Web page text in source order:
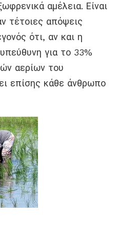
αμέλεια. Είναι
τέτοιες απόψεις
ότι, αν και η
για το 33%
αερίων του
επίσης κάθε άνθρωπο